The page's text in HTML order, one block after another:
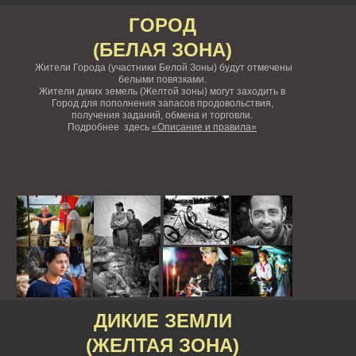
ГОРОД
(БЕЛАЯ ЗОНА)
Жители Города (участники Белой Зоны) будут отмечены
белыми повязками.
Жители диких земель (Желтой зоны) могут заходить в
Город для пополнения запасов продовольствия,
получения заданий, обмена и торговли.
Подробнее здесь «Описание и правила»
ДИКИЕ ЗЕМЛИ
(ЖЕЛТАЯ ЗОНА)